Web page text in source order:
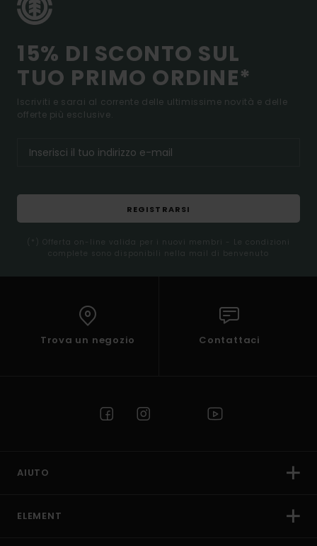
15% DI SCONTO SUL
TUO PRIMO ORDINE*
Iscriviti e sarai al corrente delle ultimissime novità e delle
offerte più esclusive.
REGISTRARSI
(*) Offerta on-line valida per i nuovi membri - Le condizioni
complete sono disponibili nella mail di benvenuto
Trova un negozio Contattaci
AIUTO
ELEMENT